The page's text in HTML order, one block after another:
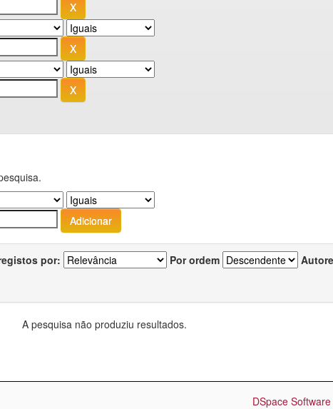
por: Por ordem
A pesquisa não produziu resultados.
DSpace Software